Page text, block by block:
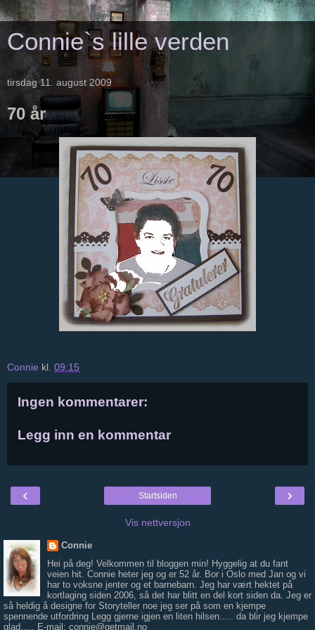
Connie`s lille verden
tirsdag 11. august 2009
70 år
Connie kl. 09:15
Ingen kommentarer:
Legg inn en kommentar
‹ ›
Startsiden
Vis nettversjon
Connie
Hei på deg! Velkommen til bloggen min! Hyggelig at du fant
veien hit. Connie heter jeg og er 52 år. Bor i Oslo med Jan og vi
har to voksne jenter og et barnebarn. Jeg har vært hektet på
kortlaging siden 2006, så det har blitt en del kort siden da. Jeg er
så heldig å designe for Storyteller noe jeg ser på som en kjempe
spennende utfordring Legg gjerne igjen en liten hilsen..... da blir jeg kjempe
glad..... E-mail: connie@getmail.no